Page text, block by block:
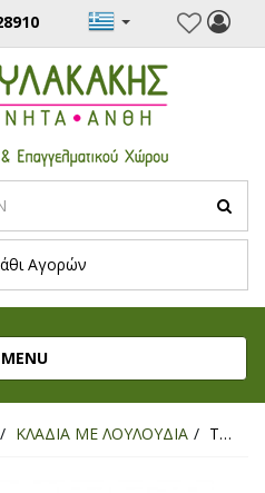
Αγορών
MENUToggle navigation
ΚΛΑΔΙΑ ΜΕ ΛΟΥΛΟΥΔΙΑ ΤΕΧΝΗΤΟ ΚΛΑΔΙ ΤΡΙΑΝΤΑΦΥΛΛΟ ΕΚΡΟΥ 65ΕΚ.